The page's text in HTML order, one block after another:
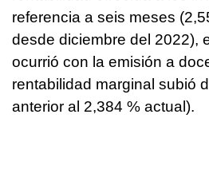
referencia a seis meses
desde diciembre del 2022),
ocurrió con la emisión a
rentabilidad marginal subió
anterior al 2,384 % actual).